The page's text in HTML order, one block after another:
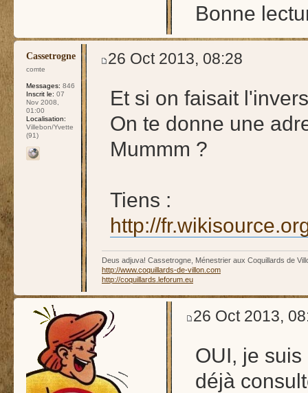
Bonne
Cassetrogne
comte
Messages: 846
Inscrit le: 07
Nov 2008,
01:00
Localisation:
Villebon/Yvette
(91)
26 Oct 2013, 08:28
Et si on faisait
On te donne une
Mummm ?
Tiens :
http://
Deus adjuva! Cassetrogne, Ménestrier aux Coquillards de
http://www.coquillards-de-villon.com
http://coquillards.leforum.eu
26 Oct 2013,
OUI, je
déjà